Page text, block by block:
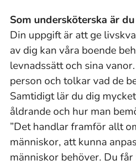
Som undersköterska är
Din uppgift är att ge
av dig kan våra boende
levnadssätt och sina
person och tolkar vad de
Samtidigt lär du dig
åldrande och hur man
”Det handlar framför allt
människor, att kunna
människor behöver. Du